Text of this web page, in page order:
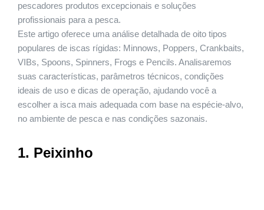
pescadores produtos excepcionais e soluções
profissionais para a pesca.
Este artigo oferece uma análise detalhada de oito tipos
populares de iscas rígidas: Minnows, Poppers, Crankbaits,
VIBs, Spoons, Spinners, Frogs e Pencils. Analisaremos
suas características, parâmetros técnicos, condições
ideais de uso e dicas de operação, ajudando você a
escolher a isca mais adequada com base na espécie-alvo,
no ambiente de pesca e nas condições sazonais.
1. Peixinho